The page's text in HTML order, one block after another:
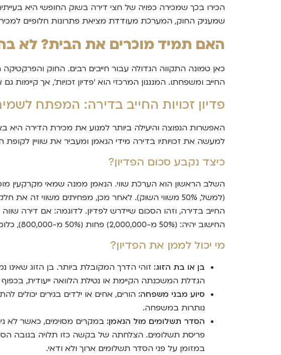
הכירו בכך שמכירה כפויה של חצי דירה בשוק החופשי היא
שמעניק החוק, המערכת מעודדת מציאת פתרונות חלופיים
האם תמיד מוכרים את הבית? לא
כאן טמונה התקווה הגדולה עבור חייבים רבים. החוק
החייב ומשפחתו. המנגנון המרכזי הוא 'פדיון זכויות', אך קיימות גם
פדיון זכויות החייב בדירה: המפתח
האפשרות הנפוצה והיעילה ביותר למנוע את מכירת הדירה היא
למעשה את זכויותיו בדירה מידי הנאמן ומעביר את שוויין
כיצד נקבע סכום הפדיון?
השלב הראשון הוא הערכת שווי. הנאמן ממנה שמאי מקרקעין
(למשל, 50% משווי השוק). לאחר מכן, מפחיתים
החישוב יהיה: (50% מ-2,000,000) פחות (50% מ-800,000), כלומר 1,000,000 פחות 400,000. סכום הפדיון במקרה זה יעמוד על כ-600,000 שקלים.
מי יכול לממן את הפדיון?
בן או בת הזוג: זוהי הדרך המקובלת ביותר. בן הזוג
הגדלת המשכנתה הקיימת או נטילת הלוואה ייעודית,
סיוע מבני משפחה: הורים, אחים או ילדים בגירים יכולים
נותרות במשפחה.
הסדר תשלומים מול הנאמן: במקרים מסוימים, כאשר לא
פריסת תשלומים. הצלחתה של בקשה כזו תלויה בגובה
במזומן על פני הסדר תשלומים ארוך ולא ודאי.